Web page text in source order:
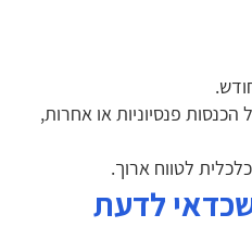
פנסיוניות או אחרות,
לטווח ארוך.
לדעת